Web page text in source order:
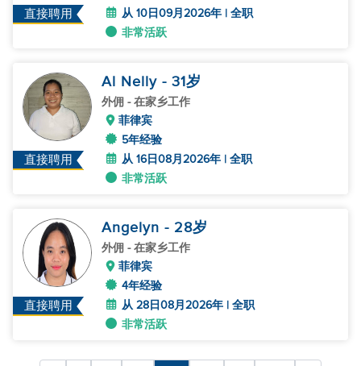
直接聘用
从 10日09月2026年 | 全职
非常活跃
直接聘用
Al Nelly - 31岁
外佣 - 在家乡工作
菲律宾
5年经验
从 16日08月2026年 | 全职
非常活跃
直接聘用
Angelyn - 28岁
外佣 - 在家乡工作
菲律宾
4年经验
从 28日08月2026年 | 全职
非常活跃